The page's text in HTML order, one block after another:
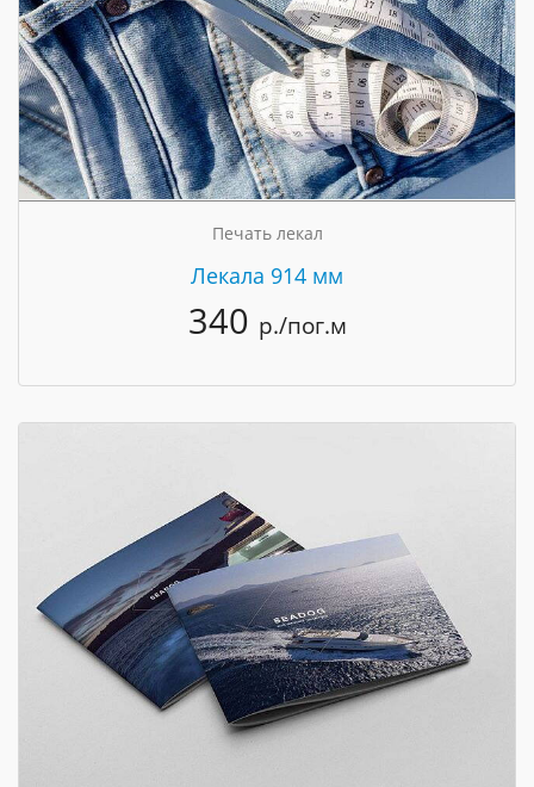
Печать лекал
Лекала 914 мм
340 р./пог.м